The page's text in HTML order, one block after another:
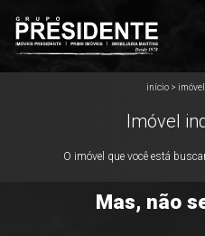
início >
Imóvel
O imóvel que você está
Mas, não